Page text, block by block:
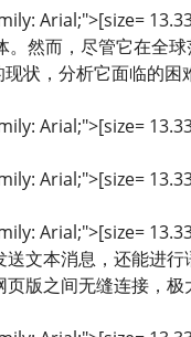
Arial;">[size=
。然而，尽管它在全
状，分析它面临的
Arial;">[size=
Arial;">[size=
Arial;">[size=
送文本消息，还能进
版之间无缝连接，极